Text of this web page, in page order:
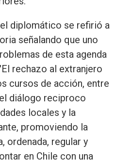
diplomático se refirió a
señalando que uno
de esta agenda
rechazo al extranjero
cursos de acción, entre
diálogo reciproco
locales y la
promoviendo la
ordenada, regular y
en Chile con una